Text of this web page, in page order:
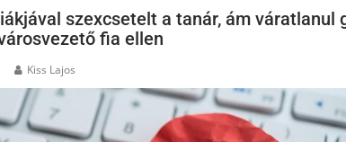
szexcsetelt a tanár, ám váratlanul
fia ellen
Kiss Lajos